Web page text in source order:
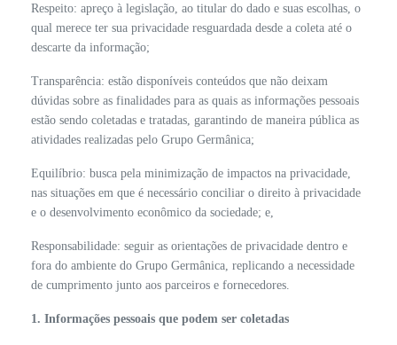
Respeito: apreço à legislação, ao titular do dado e suas escolhas, o
qual merece ter sua privacidade resguardada desde a coleta até o
descarte da informação;
Transparência: estão disponíveis conteúdos que não deixam
dúvidas sobre as finalidades para as quais as informações pessoais
estão sendo coletadas e tratadas, garantindo de maneira pública as
atividades realizadas pelo Grupo Germânica;
Equilíbrio: busca pela minimização de impactos na privacidade,
nas situações em que é necessário conciliar o direito à privacidade
e o desenvolvimento econômico da sociedade; e,
Responsabilidade: seguir as orientações de privacidade dentro e
fora do ambiente do Grupo Germânica, replicando a necessidade
de cumprimento junto aos parceiros e fornecedores.
1. Informações pessoais que podem ser coletadas